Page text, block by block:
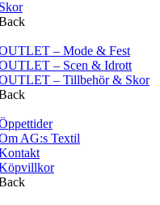
Skor
– Mode & Fest
– Scen & Idrott
– Tillbehör & Skor
AG:s Textil